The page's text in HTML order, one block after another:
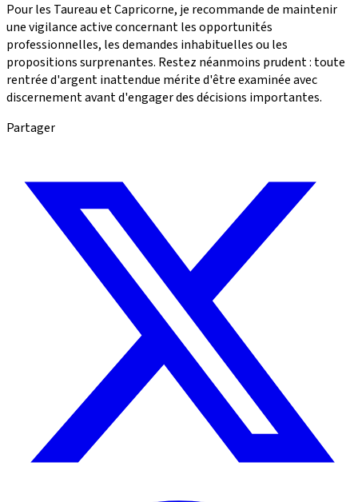
Pour les Taureau et Capricorne, je recommande de maintenir
une vigilance active concernant les opportunités
professionnelles, les demandes inhabituelles ou les
propositions surprenantes. Restez néanmoins prudent : toute
rentrée d'argent inattendue mérite d'être examinée avec
discernement avant d'engager des décisions importantes.
Partager